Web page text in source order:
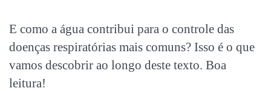
E como a água contribui para o controle das
doenças respiratórias mais comuns? Isso é o que
vamos descobrir ao longo deste texto. Boa
leitura!